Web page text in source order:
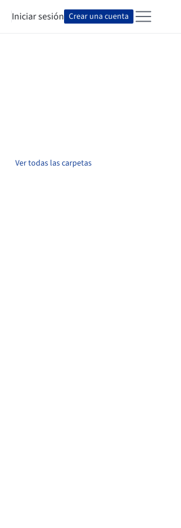
Iniciar sesión Crear una cuenta
Ver todas las carpetas